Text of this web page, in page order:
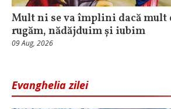
Mult ni se va împlini dacă mult
rugăm, nădăjduim și iubim
09 Aug, 2026
Evanghelia zilei